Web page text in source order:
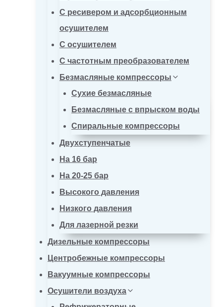
С ресивером и адсорбционным
осушителем
С осушителем
С частотным преобразователем
Безмасляные компрессоры
Сухие безмасляные
Безмасляные с впрыском воды
Спиральные компрессоры
Двухступенчатые
На 16 бар
На 20-25 бар
Высокого давления
Низкого давления
Для лазерной резки
Дизельные компрессоры
Центробежные компрессоры
Вакуумные компрессоры
Осушители воздуха